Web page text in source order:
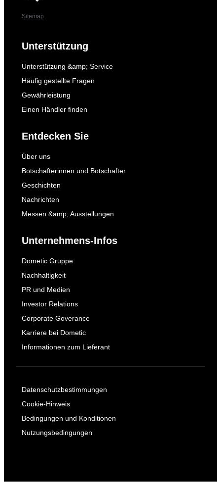
Sitemap
Unterstützung
Unterstützung &amp; Service
Häufig gestellte Fragen
Gewährleistung
Einen Händler finden
Entdecken Sie
Über uns
Botschafterinnen und Botschafter
Geschichten
Nachrichten
Messen &amp; Ausstellungen
Unternehmens-Infos
Dometic Gruppe
Nachhaltigkeit
PR und Medien
Investor Relations
Corporate Goverance
Karriere bei Dometic
Informationen zum Lieferant
Datenschutzbestimmungen
Cookie-Hinweis
Bedingungen und Konditionen
Nutzungsbedingungen